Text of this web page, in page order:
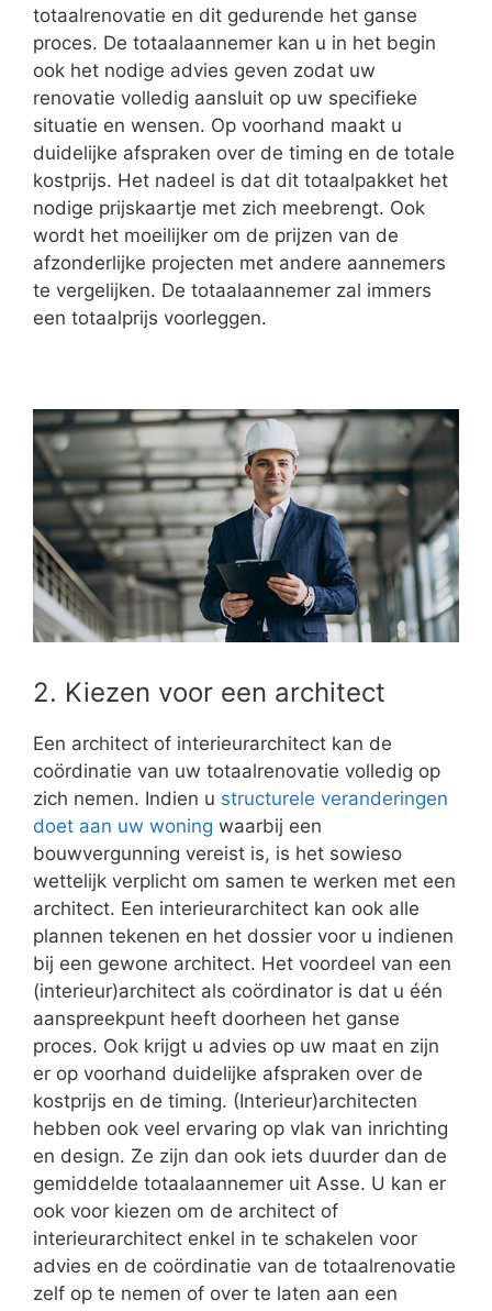
totaalrenovatie en dit gedurende het ganse
proces. De totaalaannemer kan u in het begin
ook het nodige advies geven zodat uw
renovatie volledig aansluit op uw specifieke
situatie en wensen. Op voorhand maakt u
duidelijke afspraken over de timing en de totale
kostprijs. Het nadeel is dat dit totaalpakket het
nodige prijskaartje met zich meebrengt. Ook
wordt het moeilijker om de prijzen van de
afzonderlijke projecten met andere aannemers
te vergelijken. De totaalaannemer zal immers
een totaalprijs voorleggen.
2. Kiezen voor een architect
Een architect of interieurarchitect kan de
coördinatie van uw totaalrenovatie volledig op
zich nemen. Indien u structurele veranderingen
doet aan uw woning waarbij een
bouwvergunning vereist is, is het sowieso
wettelijk verplicht om samen te werken met een
architect. Een interieurarchitect kan ook alle
plannen tekenen en het dossier voor u indienen
bij een gewone architect. Het voordeel van een
(interieur)architect als coördinator is dat u één
aanspreekpunt heeft doorheen het ganse
proces. Ook krijgt u advies op uw maat en zijn
er op voorhand duidelijke afspraken over de
kostprijs en de timing. (Interieur)architecten
hebben ook veel ervaring op vlak van inrichting
en design. Ze zijn dan ook iets duurder dan de
gemiddelde totaalaannemer uit Asse. U kan er
ook voor kiezen om de architect of
interieurarchitect enkel in te schakelen voor
advies en de coördinatie van de totaalrenovatie
zelf op te nemen of over te laten aan een